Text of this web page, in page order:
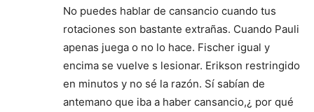
No puedes hablar de cansancio cuando tus
rotaciones son bastante extrañas. Cuando Pauli
apenas juega o no lo hace. Fischer igual y
encima se vuelve s lesionar. Erikson restringido
en minutos y no sé la razón. Sí sabían de
antemano que iba a haber cansancio,¿ por qué